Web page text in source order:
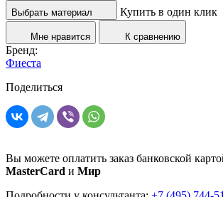
Выбрать материал Купить в один клик
Мне нравится К сравнению
Бренд:
Фиеста
Поделиться
Вы можете оплатить заказ банковской
MasterCard и Мир